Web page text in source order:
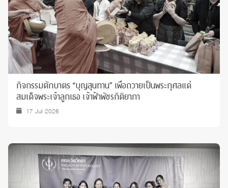
กิจกรรมตักบาตร “บุญสุนทาน” เพื่อถวายเป็นพระกุศลแด่
สมเด็จพระเจ้าลูกเธอ เจ้าฟ้าพัชรกิติยาภา
17 Jul 2026